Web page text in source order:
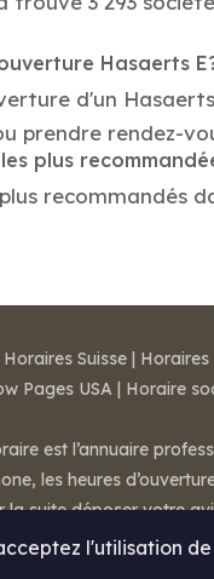
Hasaerts
d'un
prendre rendez-
plus
recommandés
l'utilisation
Horaires Suisse | Horaires
Pages USA | Horaire
est l’annuaire
les heures
suite déposer votre
ventes- Contact